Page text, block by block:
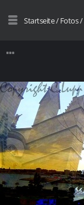
Startseite/Fotos/